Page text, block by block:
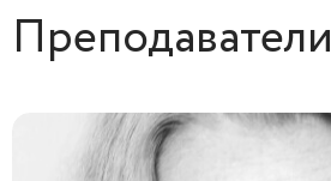
Преподаватели